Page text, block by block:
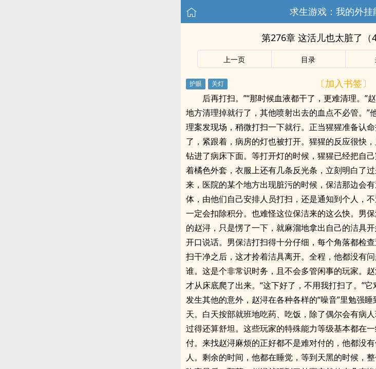
求生游戏：我的外挂
第276章 这活儿也太脏了（
上一页 目录
〔加入书签〕
后再打扫。”“那时候血液都干了，更难清理。”
地方清理掉就行了，其他喷射出去的血点不必管。”
理案发现场，稍微打扫一下就行。正当猩猩准备认
了，紧跟着，病房的灯也被打开。猩猩的反应很快
钻进了病床下面。等打开灯的时候，猩猩已经把自
着橘色外套，衣服上还有几条反光条，立刻明白了
来，医院的某个地方出现脏污的时候，保洁那边会
体，由他们自己安排人员打扫，还是通知到个人，
一定会扣除积分。也难怪这位保洁来的这么快。男
的赵浔，只是愣了一下，就麻溜地拿出自己的洁具
开口说话。男保洁打扫得十分仔细，每个角落都检
扫干净之后，这才拎着洁具离开。全程，他都没有
谁。这是个非常识时务，且不会多管闲事的玩家。
才从床底爬了出来。“这下好了，不用我打扫了。”
发生其他的意外，赵浔在各种各样的“噪音”里勉强
天。白天按部就班地吃药、吃饭，除了偶尔会有病
过得还算舒坦。这些玩家的特殊能力等级基本都在
付。来找赵浔麻烦的正好都不是难对付的，他都没
人。剩余的时间，他都在睡觉，等到天黑的时候，